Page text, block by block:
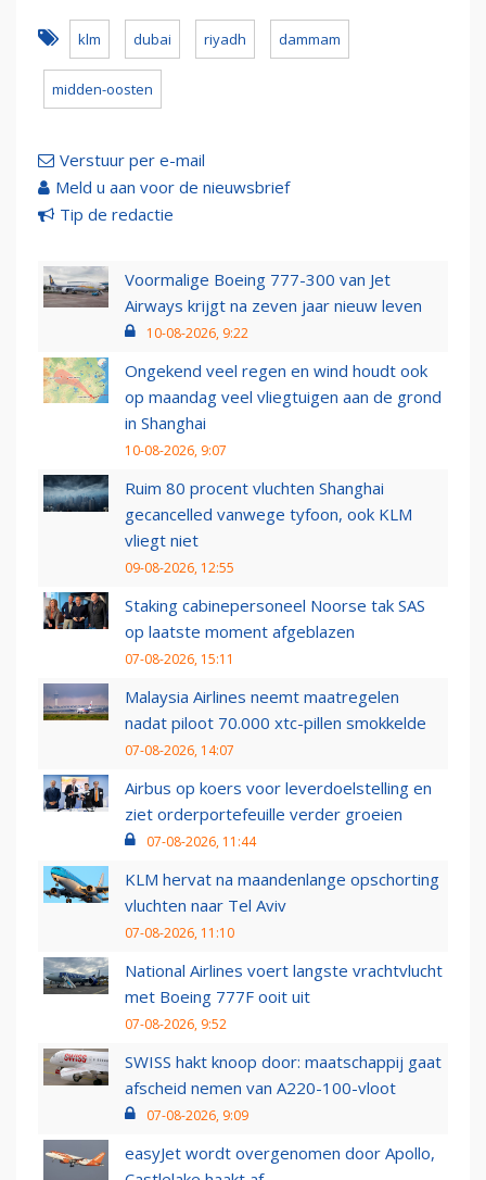
klm dubai riyadh dammam
midden-oosten
Verstuur per e-mail
Meld u aan voor de nieuwsbrief
Tip de redactie
Voormalige Boeing 777-300 van Jet
Airways krijgt na zeven jaar nieuw leven
10-08-2026, 9:22
Ongekend veel regen en wind houdt ook
op maandag veel vliegtuigen aan de grond
in Shanghai
10-08-2026, 9:07
Ruim 80 procent vluchten Shanghai
gecancelled vanwege tyfoon, ook KLM
vliegt niet
09-08-2026, 12:55
Staking cabinepersoneel Noorse tak SAS
op laatste moment afgeblazen
07-08-2026, 15:11
Malaysia Airlines neemt maatregelen
nadat piloot 70.000 xtc-pillen smokkelde
07-08-2026, 14:07
Airbus op koers voor leverdoelstelling en
ziet orderportefeuille verder groeien
07-08-2026, 11:44
KLM hervat na maandenlange opschorting
vluchten naar Tel Aviv
07-08-2026, 11:10
National Airlines voert langste vrachtvlucht
met Boeing 777F ooit uit
07-08-2026, 9:52
SWISS hakt knoop door: maatschappij gaat
afscheid nemen van A220-100-vloot
07-08-2026, 9:09
easyJet wordt overgenomen door Apollo,